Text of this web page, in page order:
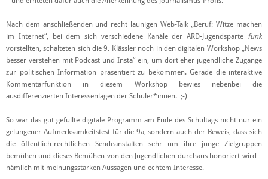
Nach dem anschließenden und recht launigen Web-Talk „Beruf: Witze machen
im Internet“, bei dem sich verschiedene Kanäle der ARD-Jugendsparte funk
vorstellten, schalteten sich die 9. Klässler noch in den digitalen Workshop „News
besser verstehen mit Podcast und Insta“ ein, um dort eher jugendliche Zugänge
zur politischen Information präsentiert zu bekommen. Gerade die interaktive
Kommentarfunktion in diesem Workshop bewies nebenbei die
ausdifferenzierten Interessenlagen der Schüler*innen. ;-)
So war das gut gefüllte digitale Programm am Ende des Schultags nicht nur ein
gelungener Aufmerksamkeitstest für die 9a, sondern auch der Beweis, dass sich
die öffentlich-rechtlichen Sendeanstalten sehr um ihre junge Zielgruppen
bemühen und dieses Bemühen von den Jugendlichen durchaus honoriert wird –
nämlich mit meinungsstarken Aussagen und echtem Interesse.